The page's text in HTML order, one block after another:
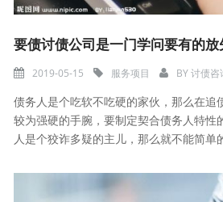
要债讨债公司是一门学问要有的放
2019-05-15 服务项目 BY讨债咨
债务人是个吃软不吃硬的家伙，那么在追
较为强硬的手腕，要制定契合债务人特性
人是个狡诈多疑的主儿，那么就不能简单